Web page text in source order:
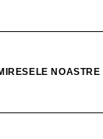
NOASTRE